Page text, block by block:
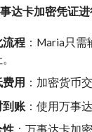
达卡加密凭证
流程 ：Maria只
费用 ：加密货币
到账 ：使用万事
性 ：万事达卡加